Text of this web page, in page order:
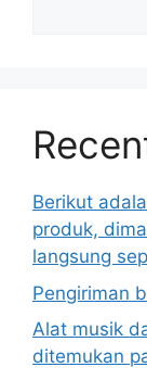
Berikut
produk,
langsung
Pengiriman
Alat musik
ditemukan